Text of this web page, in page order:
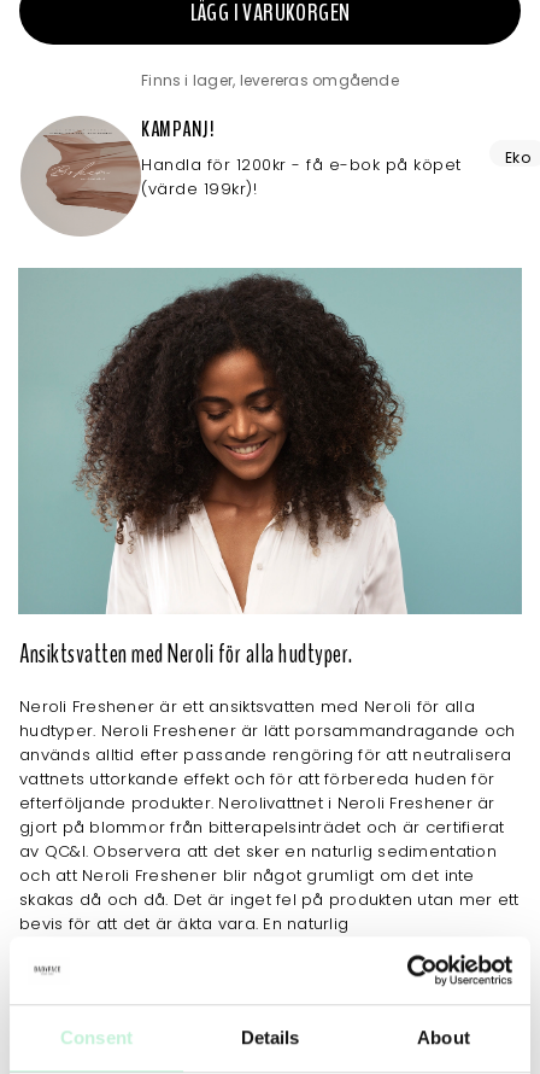
Consent Details About
LÄGG I VARUKORGEN
Finns i lager, levereras omgående
KAMPANJ!
Handla för 1200kr - få e-bok på köpet
(värde 199kr)!
Eko
Ansiktsvatten med Neroli för alla hudtyper.
Neroli Freshener är ett ansiktsvatten med Neroli för alla
hudtyper. Neroli Freshener är lätt porsammandragande och
används alltid efter passande rengöring för att neutralisera
vattnets uttorkande effekt och för att förbereda huden för
efterföljande produkter. Nerolivattnet i Neroli Freshener är
gjort på blommor från bitterapelsinträdet och är certifierat
av QC&I. Observera att det sker en naturlig sedimentation
och att Neroli Freshener blir något grumligt om det inte
skakas då och då. Det är inget fel på produkten utan mer ett
bevis för att det är äkta vara. En naturlig
Självkonserverande system.